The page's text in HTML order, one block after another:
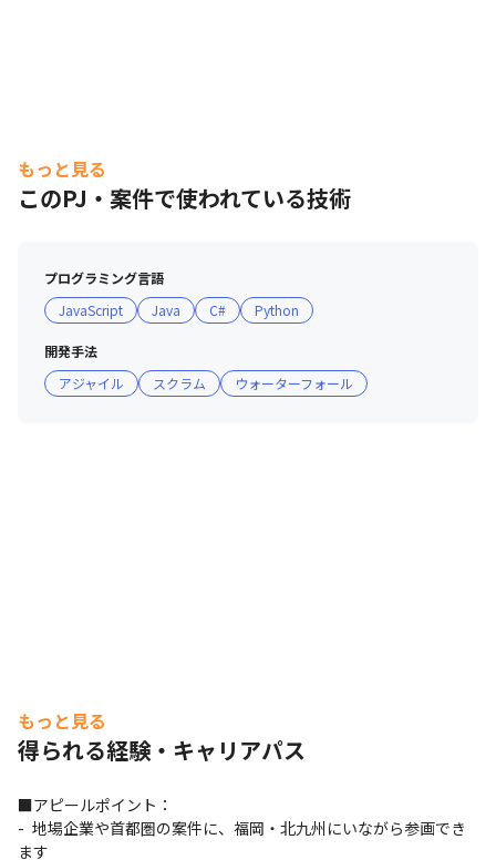
もっと見る
このPJ・案件で使われている技術
プログラミング言語
JavaScript
Java C# Python
開発手法
アジャイル
スクラム ウォーターフォール
もっと見る
得られる経験・キャリアパス
■アピールポイント：
- 地場企業や首都圏の案件に、福岡・北九州にいながら参画でき
ます